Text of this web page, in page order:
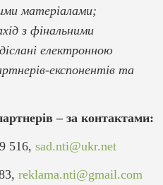
матеріалами;
з фінальними
електронною
експонентів та
– за контактами:
516, sad.nti@ukr.net
reklama.nti@gmail.com